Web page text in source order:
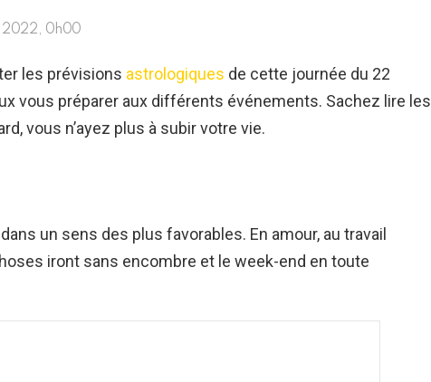
0h00
les prévisions astrologiques de cette journée du 22
vous préparer aux différents événements. Sachez lire les
vous n’ayez plus à subir votre vie.
un sens des plus favorables. En amour, au travail
iront sans encombre et le week-end en toute